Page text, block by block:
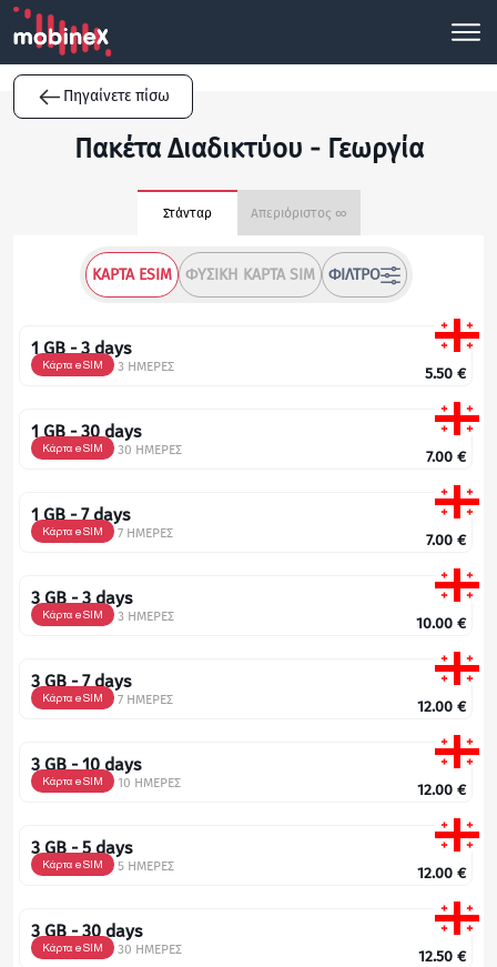
Πηγαίνετε πίσω
Πακέτα Διαδικτύου - Γεωργία
Στάνταρ Απεριόριστος ∞
ΚΆΡΤΑ ESIM ΦΥΣΙΚΉ ΚΆΡΤΑ SIM ΦΊΛΤΡΟ
1 GB - 3 days
Κάρτα eSIM 3 ΗΜΕΡΕΣ 5.50 €
1 GB - 30 days
Κάρτα eSIM 30 ΗΜΕΡΕΣ 7.00 €
1 GB - 7 days
Κάρτα eSIM 7 ΗΜΕΡΕΣ 7.00 €
3 GB - 3 days
Κάρτα eSIM 3 ΗΜΕΡΕΣ 10.00 €
3 GB - 7 days
Κάρτα eSIM 7 ΗΜΕΡΕΣ 12.00 €
3 GB - 10 days
Κάρτα eSIM 10 ΗΜΕΡΕΣ 12.00 €
3 GB - 5 days
Κάρτα eSIM 5 ΗΜΕΡΕΣ 12.00 €
3 GB - 30 days
Κάρτα eSIM 30 ΗΜΕΡΕΣ 12.50 €